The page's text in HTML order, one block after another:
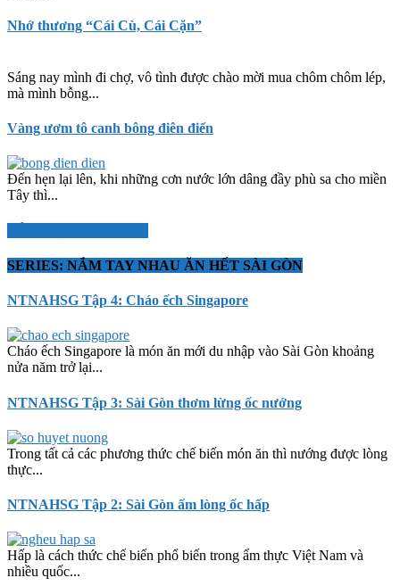
Nhớ thương “Cái Cù, Cái Cặn”
Sáng nay mình đi chợ, vô tình được chào mời mua chôm chôm lép,
mà mình bỗng...
Vàng ươm tô canh bông điên điển
Đến hẹn lại lên, khi những cơn nước lớn dâng đầy phù sa cho miền
Tây thì...
SERIES: NẮM TAY NHAU ĂN HẾT SÀI GÒN
NTNAHSG Tập 4: Cháo ếch Singapore
Cháo ếch Singapore là món ăn mới du nhập vào Sài Gòn khoảng
nửa năm trở lại...
NTNAHSG Tập 3: Sài Gòn thơm lừng ốc nướng
Trong tất cả các phương thức chế biến món ăn thì nướng được lòng
thực...
NTNAHSG Tập 2: Sài Gòn ấm lòng ốc hấp
Hấp là cách thức chế biến phổ biến trong ẩm thực Việt Nam và
nhiều quốc...